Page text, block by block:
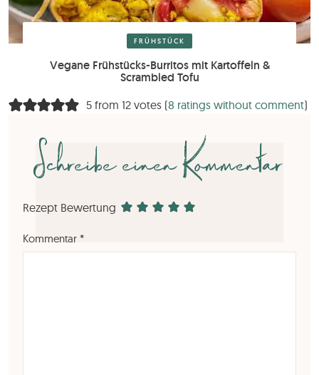
FRÜHSTÜCK
Vegane Frühstücks-Burritos mit Kartoffeln &
Scrambled Tofu
5 from 12 votes (8 ratings without comment)
Schreibe einen Kommentar
Rezept Bewertung
Kommentar *